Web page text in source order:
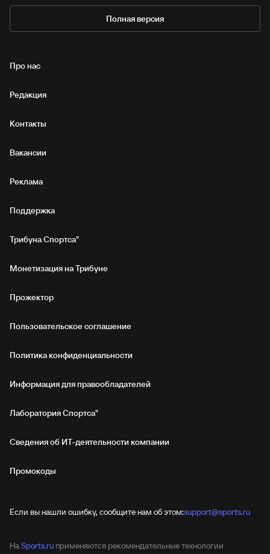
Полная версия
Про нас
Редакция
Контакты
Вакансии
Реклама
Поддержка
Трибуна Спортса"
Монетизация на Трибуне
Прожектор
Пользовательское соглашение
Политика конфиденциальности
Информация для правообладателей
Лаборатория Спортса"
Сведения об ИТ‑деятельности компании
Промокоды
Если вы нашли ошибку, сообщите нам об этом:support@sports.ru
НаSports.ru применяются рекомендательные технологии